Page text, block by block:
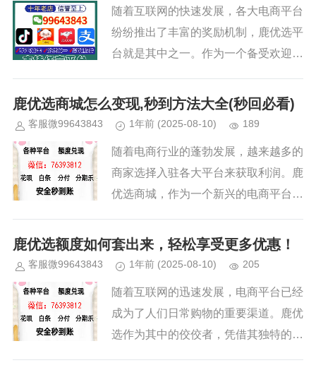
随着互联网的快速发展，各大电商平台
纷纷推出了丰富的奖励机制，鹿优选平
台就是其中之一。作为一个备受欢迎的
助用户积累积分或额度。对于很多新手
用户来说，如何将这些额度顺利变...
鹿优选商城怎么变现,秒到方法大全(秒回必看)
客服微99643843 1年前 (2025-08-10) 189
随着电商行业的蓬勃发展，越来越多的
商家选择入驻各大平台来获取利润。鹿
优选商城，作为一个新兴的电商平台，
统，吸引了大量的商家和消费者。对于
不少商家和创业者来说，如何在鹿...
鹿优选额度如何套出来，轻松享受更多优惠！
客服微99643843 1年前 (2025-08-10) 205
随着互联网的迅速发展，电商平台已经
成为了人们日常购物的重要渠道。鹿优
选作为其中的佼佼者，凭借其独特的商